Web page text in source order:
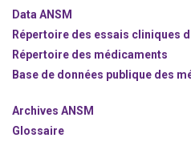
Data ANSM
Répertoire des essais cliniques
Répertoire des médicaments
Base de données publique des
Archives ANSM
Glossaire